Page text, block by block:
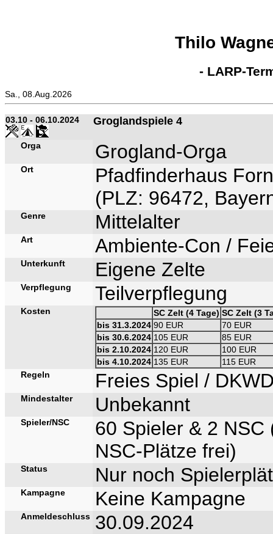
Thilo
- LARP-
Sa., 08.Aug.2026
03.10 - 06.10.2024 Groglandspiele 4
Orga Grogland-Orga
Ort
Pfadfinderhaus
(PLZ: 96472,
Genre Mittelalter
Art Ambiente-Con /
Unterkunft Eigene Zelte
Verpflegung Teilverpflegung
Kosten SC Zelt (4 Tage) SC Zelt (3
bis 31.3.2024 90 EUR
70 EUR
bis 30.6.2024 105 EUR
85 EUR
bis 2.10.2024 120 EUR
100 EUR
bis 4.10.2024 135 EUR
115 EUR
Regeln
Freies Spiel /
Mindestalter Unbekannt
Spieler/NSC
60 Spieler & 2
NSC-Plätze frei)
Status Nur noch
Kampagne Keine Kampagne
Anmeldeschluss 30.09.2024